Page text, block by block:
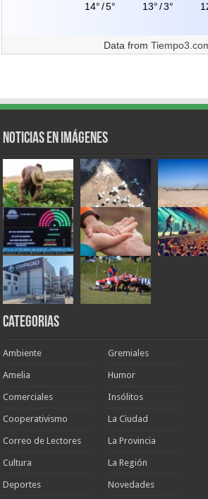
14°/5° 13°/3°
Data from
Noticias en Imágenes
Categorias
Ambiente
Amelia
Comerciales
Cooperativismo
Correo de Lectores
Cultura
Deportes
Gremiales
Humor
Insólitos
La Ciudad
La Provincia
La Región
Novedades